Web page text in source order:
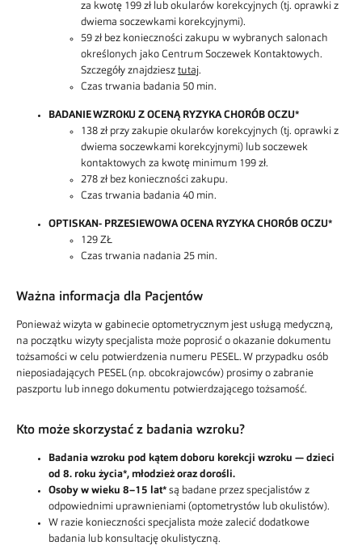
za kwotę 199 zł lub okularów korekcyjnych (tj. oprawki z
dwiema soczewkami korekcyjnymi).
59 zł bez konieczności zakupu w wybranych salonach
określonych jako Centrum Soczewek Kontaktowych.
Szczegóły znajdziesz tutaj.
Czas trwania badania 50 min.
BADANIE WZROKU Z OCENĄ RYZYKA CHORÓB OCZU*
138 zł przy zakupie okularów korekcyjnych (tj. oprawki z
dwiema soczewkami korekcyjnymi) lub soczewek
kontaktowych za kwotę minimum 199 zł.
278 zł bez konieczności zakupu.
Czas trwania badania 40 min.
OPTISKAN- PRZESIEWOWA OCENA RYZYKA CHORÓB OCZU*
129 ZŁ
Czas trwania nadania 25 min.
Ważna informacja dla Pacjentów
Ponieważ wizyta w gabinecie optometrycznym jest usługą medyczną,
na początku wizyty specjalista może poprosić o okazanie dokumentu
tożsamości w celu potwierdzenia numeru PESEL. W przypadku osób
nieposiadających PESEL (np. obcokrajowców) prosimy o zabranie
paszportu lub innego dokumentu potwierdzającego tożsamość.
Kto może skorzystać z badania wzroku?
Badania wzroku pod kątem doboru korekcji wzroku — dzieci
od 8. roku życia*, młodzież oraz dorośli.
Osoby w wieku 8–15 lat* są badane przez specjalistów z
odpowiednimi uprawnieniami (optometrystów lub okulistów).
W razie konieczności specjalista może zalecić dodatkowe
badania lub konsultację okulistyczną.